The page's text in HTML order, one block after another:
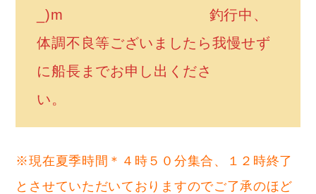
_)m 釣行中、
体調不良等ございましたら我慢せず
に船長までお申し出くださ
い。
※現在夏季時間＊４時５０分集合、１２時終了
とさせていただいておりますのでご了承のほど